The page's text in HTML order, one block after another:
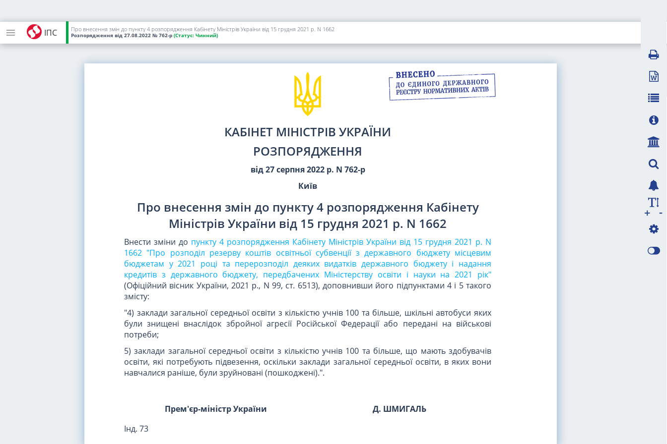
ІПС Про внесення змін до пункту 4 розпорядження Кабінету Міністрів України від 15 грудня 2021 р. N 1662
Розпорядження від 27.08.2022 № 762-р (Статус: Чинний)
КАБІНЕТ МІНІСТРІВ УКРАЇНИ
РОЗПОРЯДЖЕННЯ
від 27 серпня 2022 р. N 762-р
Київ
Про внесення змін до пункту 4 розпорядження Кабінету
Міністрів України від 15 грудня 2021 р. N 1662
Внести зміни до пункту 4 розпорядження Кабінету Міністрів України від 15 грудня 2021 р. N
1662 "Про розподіл резерву коштів освітньої субвенції з державного бюджету місцевим
бюджетам у 2021 році та перерозподіл деяких видатків державного бюджету і надання
кредитів з державного бюджету, передбачених Міністерству освіти і науки на 2021 рік"
(Офіційний вісник України, 2021 р., N 99, ст. 6513), доповнивши його підпунктами 4 і 5 такого
змісту:
"4) заклади загальної середньої освіти з кількістю учнів 100 та більше, шкільні автобуси яких
були знищені внаслідок збройної агресії Російської Федерації або передані на військові
потреби;
5) заклади загальної середньої освіти з кількістю учнів 100 та більше, що мають здобувачів
освіти, які потребують підвезення, оскільки заклади загальної середньої освіти, в яких вони
навчалися раніше, були зруйновані (пошкоджені).".
Прем'єр-міністр України
Д. ШМИГАЛЬ
Інд. 73
-
+